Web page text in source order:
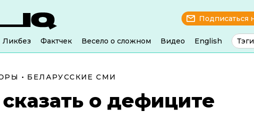
Подписаться
Ликбез Фактчек Весело о сложном Видео English Тэги
• БЕЛАРУССКИЕ СМИ
о дефиците